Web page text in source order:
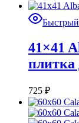
41×41
плитка
725 ₽